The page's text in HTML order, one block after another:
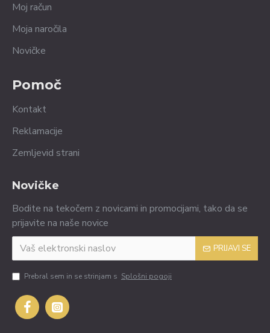
Moj račun
Moja naročila
Novičke
Pomoč
Kontakt
Reklamacije
Zemljevid strani
Novičke
Bodite na tekočem z novicami in promocijami, tako da se
prijavite na naše novice
PRIJAVI SE
Prebral sem in se strinjam s Splošni pogoji